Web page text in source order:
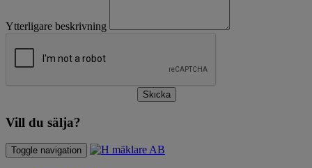
Ytterligare beskrivning
Skicka
Vill du sälja?
Toggle navigation